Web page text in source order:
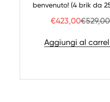
benvenuto! (4 brik da
Prezzo
€423,00€529,00
Aggiungi al